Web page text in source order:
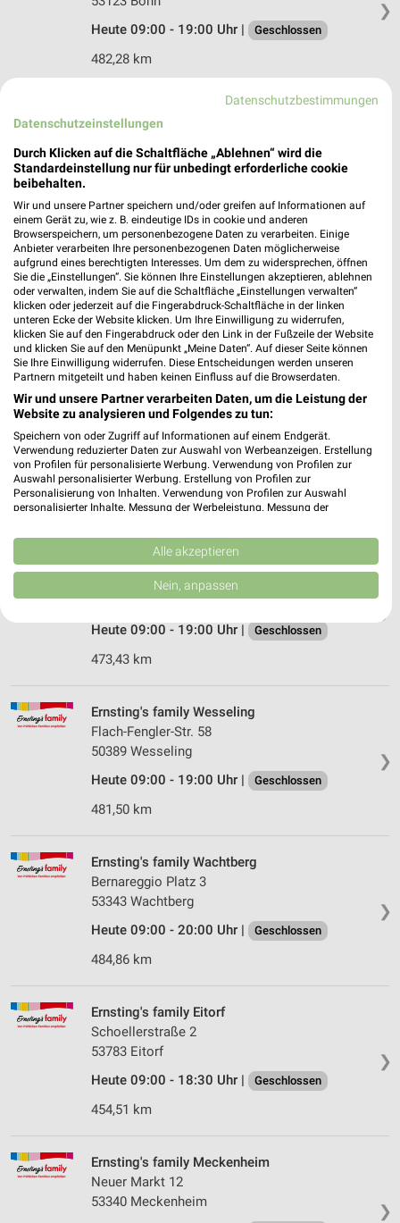
❯
Heute 09:00 - 19:00 Uhr |
Geschlossen
482,28 km
Königstraße 57
53332 Bornheim
Heute 09:00 - 19:00 Uhr |
483,60 km
Ernsting's family Bad Honnef
Hauptstraße 72a
53604 Bad Honnef
Heute 09:00 - 18:30 Uhr | Geschlossen
474,83 km
Ernsting's family Rösrath
Hauptstraße 23-25
51503 Rösrath
Heute 09:00 - 19:00 Uhr | Geschlossen
465,07 km
❯
Ernsting's family Köln
Hermannstraße 1
51143 Köln
Heute 09:00 - 19:00 Uhr |
Geschlossen
473,43 km
❯
Ernsting's family Wesseling
Flach-Fengler-Str. 58
50389 Wesseling
Heute 09:00 - 19:00 Uhr |
Geschlossen
481,50 km
❯
Ernsting's family Wachtberg
Bernareggio Platz 3
53343 Wachtberg
Heute 09:00 - 20:00 Uhr |
Geschlossen
484,86 km
❯
Ernsting's family Eitorf
Schoellerstraße 2
53783 Eitorf
Heute 09:00 - 18:30 Uhr |
Geschlossen
454,51 km
❯
Ernsting's family Meckenheim
Neuer Markt 12
53340 Meckenheim
Datenschutzbestimmungen
Datenschutzeinstellungen
Durch Klicken auf die Schaltfläche „Ablehnen“ wird die
Standardeinstellung nur für unbedingt erforderliche cookie
beibehalten.
Wir und unsere Partner speichern und/oder greifen auf Informationen auf
einem Gerät zu, wie z. B. eindeutige IDs in cookie und anderen
Browserspeichern, um personenbezogene Daten zu verarbeiten. Einige
Anbieter verarbeiten Ihre personenbezogenen Daten möglicherweise
aufgrund eines berechtigten Interesses. Um dem zu widersprechen, öffnen
Sie die „Einstellungen“. Sie können Ihre Einstellungen akzeptieren, ablehnen
oder verwalten, indem Sie auf die Schaltfläche „Einstellungen verwalten“
klicken oder jederzeit auf die Fingerabdruck-Schaltfläche in der linken
unteren Ecke der Website klicken. Um Ihre Einwilligung zu widerrufen,
klicken Sie auf den Fingerabdruck oder den Link in der Fußzeile der Website
und klicken Sie auf den Menüpunkt „Meine Daten“. Auf dieser Seite können
Sie Ihre Einwilligung widerrufen. Diese Entscheidungen werden unseren
Partnern mitgeteilt und haben keinen Einfluss auf die Browserdaten.
Wir und unsere Partner verarbeiten Daten, um die Leistung der
Website zu analysieren und Folgendes zu tun:
Speichern von oder Zugriff auf Informationen auf einem Endgerät.
Verwendung reduzierter Daten zur Auswahl von Werbeanzeigen. Erstellung
von Profilen für personalisierte Werbung. Verwendung von Profilen zur
Auswahl personalisierter Werbung. Erstellung von Profilen zur
Personalisierung von Inhalten. Verwendung von Profilen zur Auswahl
personalisierter Inhalte. Messung der Werbeleistung. Messung der
Kombinationen von Daten aus verschiedenen Quellen. Entwicklung und
Verbesserung der Angebote. Verwendung reduzierter Daten zur Auswahl
von Inhalten.
Daten können außerhalb der Europäischen Union weitergegeben und in die
USA gesendet werden.
Website/App.
Partnerliste anzeigen (1 IAB-Anbieter)
Speichern von oder Zugriff auf Informationen
auf einem Endgerät
Verwendung reduzierter Daten zur Auswahl von
Verwendung von Profilen zur Auswahl
personalisierter Werbung
Erstellung von Profilen zur Personalisierung
Messung der Werbeleistung
Messung der Performance von Inhalten
Analyse von Zielgruppen durch Statistiken oder
Entwicklung und Verbesserung der Angebote
Verwendung reduzierter Daten zur Auswahl von
Alle akzeptieren
Nein, anpassen